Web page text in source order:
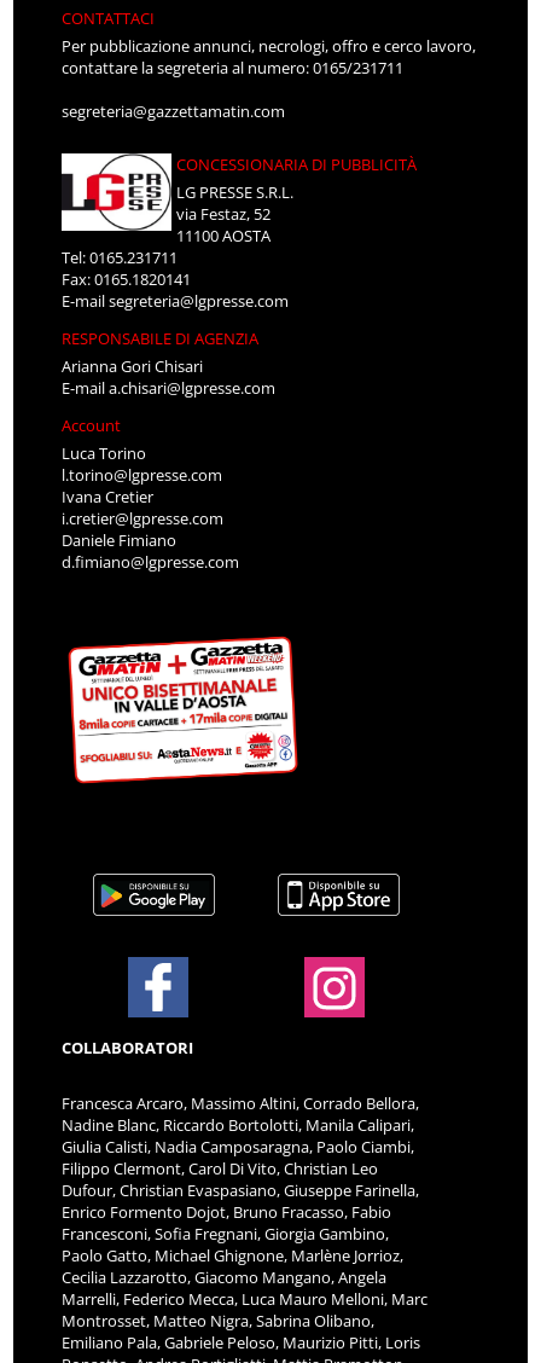
CONTATTACI
Per pubblicazione annunci, necrologi, offro e cerco lavoro,
contattare la segreteria al numero: 0165/231711
segreteria@gazzettamatin.com
CONCESSIONARIA DI PUBBLICITÀ
LG PRESSE S.R.L.
via Festaz, 52
11100 AOSTA
Tel: 0165.231711
Fax: 0165.1820141
E-mailsegreteria@lgpresse.com
RESPONSABILE DI AGENZIA
Arianna Gori Chisari
E-maila.chisari@lgpresse.com
Account
Luca Torino
l.torino@lgpresse.com
Ivana Cretier
i.cretier@lgpresse.com
Daniele Fimiano
d.fimiano@lgpresse.com
COLLABORATORI
Francesca Arcaro, Massimo Altini, Corrado Bellora,
Nadine Blanc, Riccardo Bortolotti, Manila Calipari,
Giulia Calisti, Nadia Camposaragna, Paolo Ciambi,
Filippo Clermont, Carol Di Vito, Christian Leo
Dufour, Christian Evaspasiano, Giuseppe Farinella,
Enrico Formento Dojot, Bruno Fracasso, Fabio
Francesconi, Sofia Fregnani, Giorgia Gambino,
Paolo Gatto, Michael Ghignone, Marlène Jorrioz,
Cecilia Lazzarotto, Giacomo Mangano, Angela
Marrelli, Federico Mecca, Luca Mauro Melloni, Marc
Montrosset, Matteo Nigra, Sabrina Olibano,
Emiliano Pala, Gabriele Peloso, Maurizio Pitti, Loris